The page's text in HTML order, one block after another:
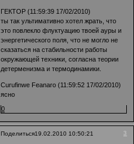
ГЕКТОР (11:59:39 17/02/2010)
ты так ультимативно хотел жрать, что
это повлекло флуктуацию твоей ауры и
энергетического поля, что не могло не
сказаться на стабильности работы
окружающей техники, согласна теории
детерменизма и термодинамики.
Curufinwe Feanaro (11:59:52 17/02/2010)
ясно
0
Поделиться 3
19.02.2010 10:50:21